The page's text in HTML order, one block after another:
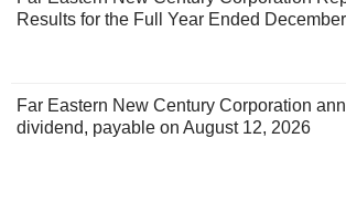
Results for the Full Year Ended
Far Eastern New Century Corporation
dividend, payable on August 12, 2026